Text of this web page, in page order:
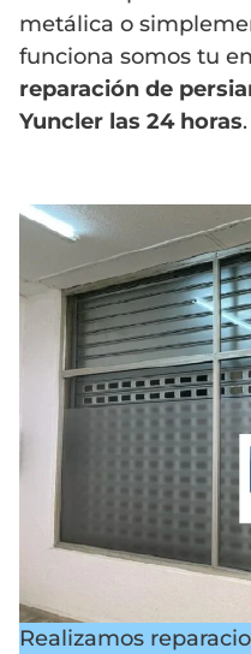
metálica o
funciona somos tu
reparación de
Yuncler las 24 horas.
Realizamos